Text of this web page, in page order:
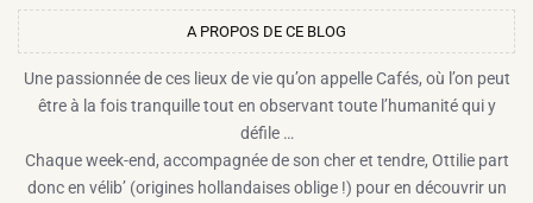
A PROPOS DE CE BLOG​
Une passionnée de ces lieux de vie qu’on appelle Cafés, où l’on peut
être à la fois tranquille tout en observant toute l’humanité qui y
défile …
Chaque week-end, accompagnée de son cher et tendre, Ottilie part
donc en vélib’ (origines hollandaises oblige !) pour en découvrir un